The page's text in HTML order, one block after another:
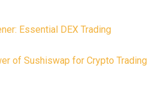
Essential DEX Trading
of Sushiswap for Crypto Trading